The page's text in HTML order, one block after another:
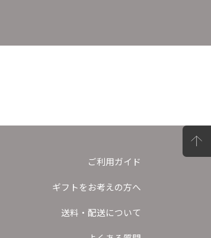
ご利用ガイド
ギフトをお考えの方へ
送料・配送について